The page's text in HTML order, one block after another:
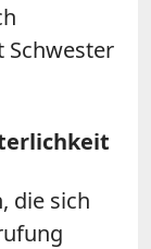
Schwester
die sich